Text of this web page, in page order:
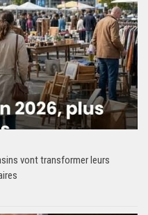
vont transformer leurs